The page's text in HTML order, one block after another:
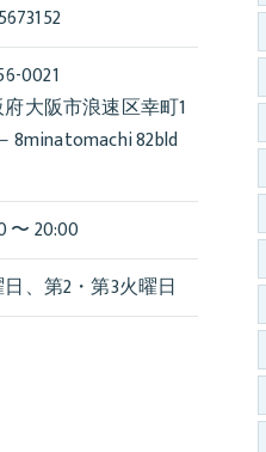
0021
大阪市浪速区幸町1
8minatomachi 82bld
〜 20:00
、第2・第3火曜日